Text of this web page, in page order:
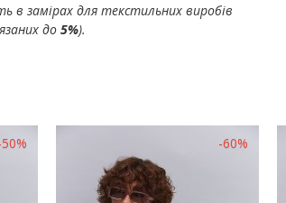
в замірах для текстильних виробів
до 5%).
-60%